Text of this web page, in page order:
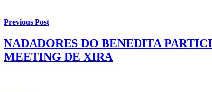
Previous Post
NADADORES DO BENEDITA
MEETING DE XIRA